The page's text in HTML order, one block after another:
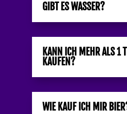
GIBT ES WASSER?
KANN ICH MEHR ALS 1
KAUFEN?
WIE KAUF ICH MIR